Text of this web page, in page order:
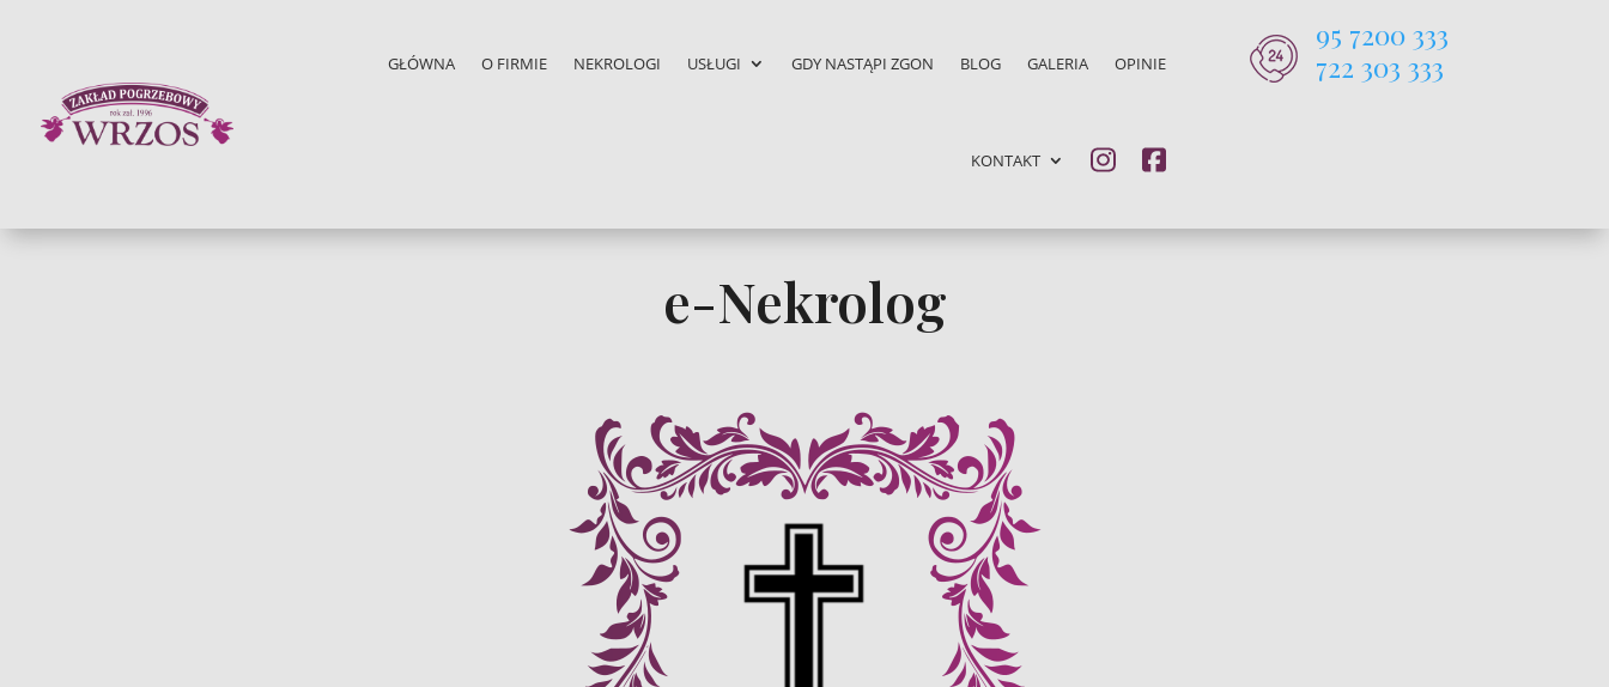
GŁÓWNA O FIRMIE NEKROLOGI USŁUGI GDY NASTĄPI ZGON BLOG GALERIA OPINIE
KONTAKT
95 7200 333
722 303 333
e-Nekrolog